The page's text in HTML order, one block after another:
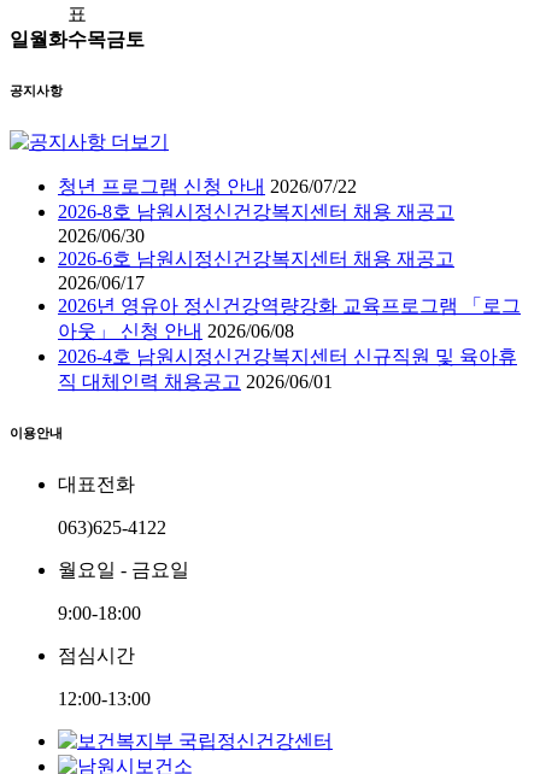
표
일 월화수목금토
공지사항
청년 프로그램 신청 안내 2026/07/22
2026-8호 남원시정신건강복지센터 채용 재공고
2026/06/30
2026-6호 남원시정신건강복지센터 채용 재공고
2026/06/17
2026년 영유아 정신건강역량강화 교육프로그램 「로그
아웃」 신청 안내 2026/06/08
2026-4호 남원시정신건강복지센터 신규직원 및 육아휴
직 대체인력 채용공고 2026/06/01
이용안내
대표전화
063)625-4122
월요일 - 금요일
9:00-18:00
점심시간
12:00-13:00